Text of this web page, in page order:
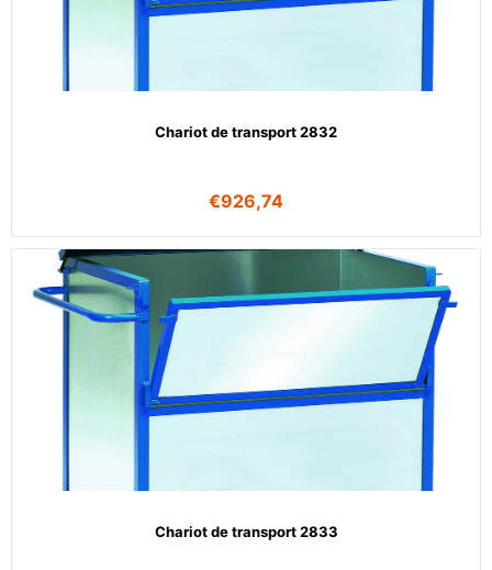
Chariot de transport 2832
€926,74
Chariot de transport 2833